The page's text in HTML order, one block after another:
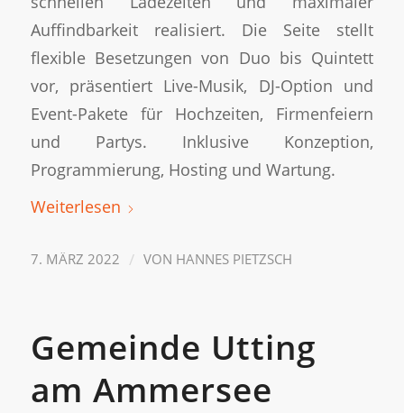
Auffindbarkeit realisiert. Die Seite stellt
flexible Besetzungen von Duo bis Quintett
vor, präsentiert Live-Musik, DJ-Option und
Event-Pakete für Hochzeiten, Firmenfeiern
und Partys. Inklusive Konzeption,
Programmierung, Hosting und Wartung.
Weiterlesen
7. MÄRZ 2022 / VON HANNES PIETZSCH
Gemeinde Utting
am Ammersee